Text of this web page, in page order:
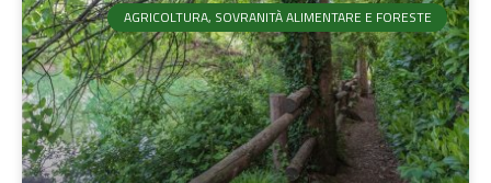
AGRICOLTURA, SOVRANITÀ ALIMENTARE E FORESTE